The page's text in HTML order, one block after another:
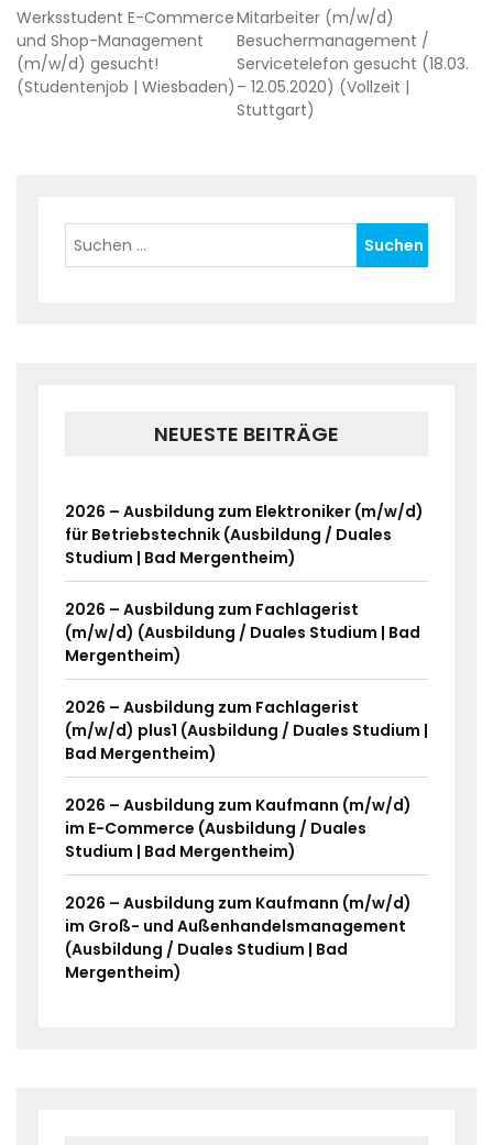
Werksstudent E-Commerce
und Shop-Management
(m/w/d) gesucht!
(Studentenjob | Wiesbaden)
Mitarbeiter (m/w/d)
Besuchermanagement /
Servicetelefon gesucht (18.03.
– 12.05.2020) (Vollzeit |
Stuttgart)
NEUESTE BEITRÄGE
2026 – Ausbildung zum Elektroniker (m/w/d)
für Betriebstechnik (Ausbildung / Duales
Studium | Bad Mergentheim)
2026 – Ausbildung zum Fachlagerist
(m/w/d) (Ausbildung / Duales Studium | Bad
Mergentheim)
2026 – Ausbildung zum Fachlagerist
(m/w/d) plus1 (Ausbildung / Duales Studium |
Bad Mergentheim)
2026 – Ausbildung zum Kaufmann (m/w/d)
im E-Commerce (Ausbildung / Duales
Studium | Bad Mergentheim)
2026 – Ausbildung zum Kaufmann (m/w/d)
im Groß- und Außenhandelsmanagement
(Ausbildung / Duales Studium | Bad
Mergentheim)